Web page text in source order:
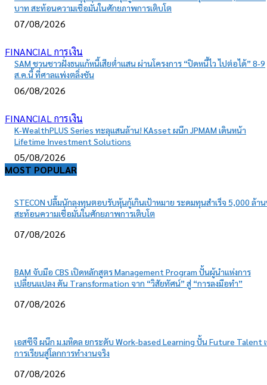
บาท สะท้อนความเชื่อมั่นในศักยภาพการเติบโต
07/08/2026
FINANCIAL การเงิน
SAM ชวนชาวฝั่งธนแก้หนี้เสียต่ำแสน ผ่านโครงการ “ปิดหนี้ไว ไปต่อได้” 8-9
ส.ค.นี้ ที่ศาลแพ่งตลิ่งชัน
06/08/2026
FINANCIAL การเงิน
K-WealthPLUS Series ทะลุแสนล้าน! KAsset ผนึก JPMAM เดินหน้า
Lifetime Investment Solutions
05/08/2026
MOST POPULAR
STECON ปลื้มนักลงทุนตอบรับหุ้นกู้เกินเป้าหมาย ระดมทุนสำเร็จ 5,000 ล้า
สะท้อนความเชื่อมั่นในศักยภาพการเติบโต
07/08/2026
BAM จับมือ CBS เปิดหลักสูตร Management Program ปั้นผู้นำแห่งการ
เปลี่ยนแปลง ดัน Transformation จาก “วิสัยทัศน์” สู่ “การลงมือทำ”
07/08/2026
เอสซีจี ผนึก ม.มหิดล ยกระดับ Work-based Learning ปั้น Future Talent
การเรียนสู่โลกการทำงานจริง
07/08/2026